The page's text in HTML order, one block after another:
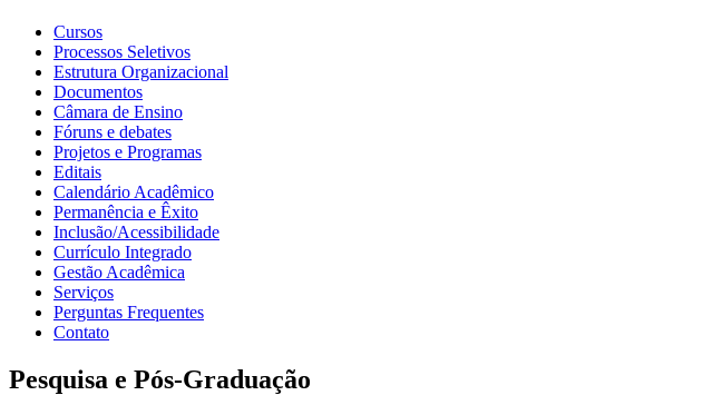
Cursos
Processos Seletivos
Estrutura Organizacional
Documentos
Câmara de Ensino
Fóruns e debates
Projetos e Programas
Editais
Calendário Acadêmico
Permanência e Êxito
Inclusão/Acessibilidade
Currículo Integrado
Gestão Acadêmica
Serviços
Perguntas Frequentes
Contato
Pesquisa e Pós-Graduação